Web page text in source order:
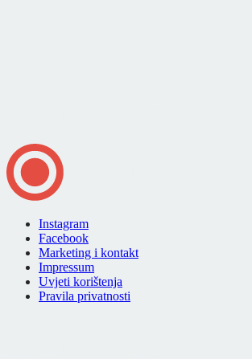
Instagram
Facebook
Marketing i kontakt
Impressum
Uvjeti korištenja
Pravila privatnosti